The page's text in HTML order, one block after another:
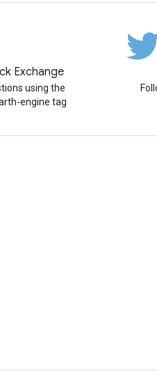
Exchange
using the
engine tag